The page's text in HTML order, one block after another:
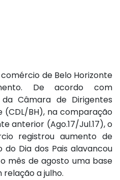
de Belo Horizonte
De acordo com
da Câmara de Dirigentes
(CDL/BH), na comparação
anterior (Ago.17/Jul.17), o
registrou aumento de
do Dia dos Pais alavancou
mês de agosto uma base
a julho.